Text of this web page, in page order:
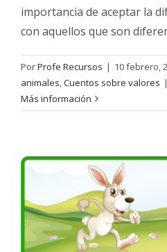
importancia de aceptar la
con aquellos que son
PorProfe Recursos | 10 febrero,
animales,Cuentos sobre valores |
Más información